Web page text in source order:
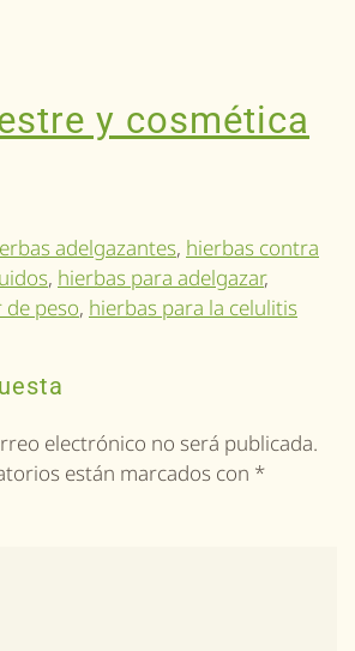
y cosmética
adelgazantes, hierbas contra
, hierbas para adelgazar,
peso, hierbas para la celulitis
electrónico no será publicada.
están marcados con *